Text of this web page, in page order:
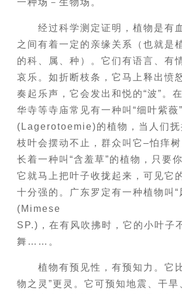
一种场－生物场。
经过科学测定证明，植物是有
之间有着一定的亲缘关系（也就是
的科、属、种）。它们有语言、有
哀乐。如折断枝条，它马上释出愤
奏起乐声，它会发出和悦的“波”。
华寺等寺庙常见有一种叫“细叶紫薇”
(Lagerotoemie)的植物，当人们抚
枝叶会摆动不止，群众叫它–怕痒
长着一种叫“含羞草”的植物，只要
它就马上把叶子收拢起来，可见它
十分强的。广东罗定有一种植物叫“
(Mimese
SP.)，在有风吹拂时，它的小叶子
舞……。
植物有预见性，有预知力。它比
物之灵”更灵。它可预知地震、干旱